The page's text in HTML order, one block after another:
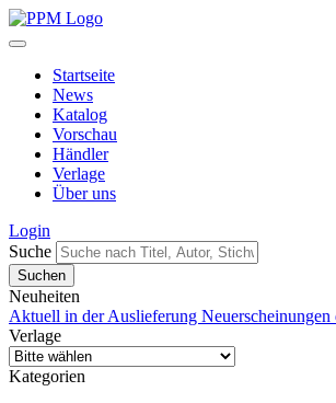
Startseite
News
Katalog
Vorschau
Händler
Verlage
Über uns
Login
Suche
Neuheiten
Aktuell in der Auslieferung Neuerscheinungen
Verlage
Kategorien